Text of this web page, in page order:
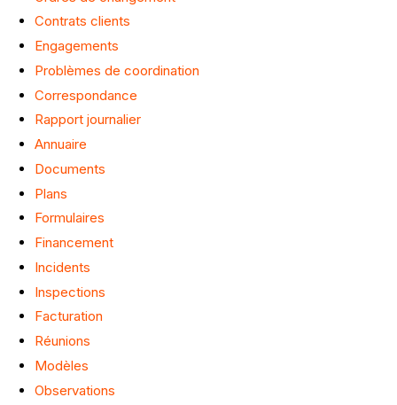
Contrats clients
Engagements
Problèmes de coordination
Correspondance
Rapport journalier
Annuaire
Documents
Plans
Formulaires
Financement
Incidents
Inspections
Facturation
Réunions
Modèles
Observations